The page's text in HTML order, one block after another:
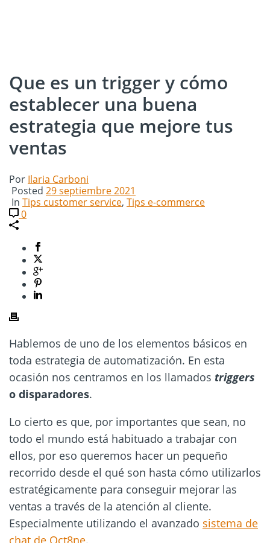
Que es un trigger y cómo
establecer una buena
estrategia que mejore tus
ventas
Por Ilaria Carboni
Posted 29 septiembre 2021
In Tips customer service, Tips e-commerce
0
Hablemos de uno de los elementos básicos en
toda estrategia de automatización. En esta
ocasión nos centramos en los llamados triggers
o disparadores.
Lo cierto es que, por importantes que sean, no
todo el mundo está habituado a trabajar con
ellos, por eso queremos hacer un pequeño
recorrido desde el qué son hasta cómo utilizarlos
estratégicamente para conseguir mejorar las
ventas a través de la atención al cliente.
Especialmente utilizando el avanzado sistema de
chat de Oct8ne.